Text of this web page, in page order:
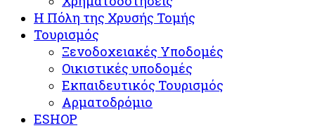
Η Πόλη της Χρυσής Τομής
Τουρισμός
Ξενοδοχειακές Υποδομές​
Oικιστικές υποδομές
Εκπαιδευτικός Τουρισμός
Αρματοδρόμιο
ESHOP